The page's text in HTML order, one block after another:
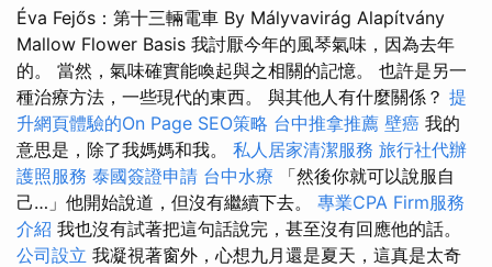
Éva Fejős：第十三輛電車 By Mályvavirág Alapítvány
Mallow Flower Basis 我討厭今年的風琴氣味，因為去年
的。 當然，氣味確實能喚起與之相關的記憶。 也許是另一
種治療方法，一些現代的東西。 與其他人有什麼關係？ 提
升網頁體驗的On Page SEO策略 台中推拿推薦 壁癌 我的
意思是，除了我媽媽和我。 私人居家清潔服務 旅行社代辦
護照服務 泰國簽證申請 台中水療
「然後你就可以說服自
己…」他開始說道，但沒有繼續下去。 專業CPA Firm服務
介紹 我也沒有試著把這句話說完，甚至沒有回應他的話。
公司設立 我凝視著窗外，心想九月還是夏天，這真是太奇